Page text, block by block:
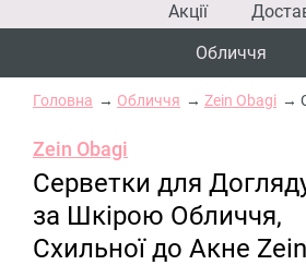
Акції
Обличчя
Головна Обличчя Zein Obagi
Zein Obagi
Серветки для
за Шкірою Обличчя,
Схильної до Акне Zein